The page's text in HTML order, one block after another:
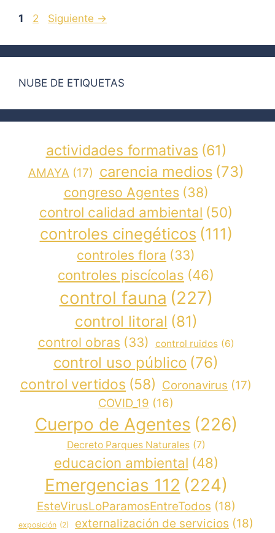
Página
1 Página
2 Siguiente →
NUBE DE ETIQUETAS
actividades formativas (61)
AMAYA (17) carencia medios (73)
congreso Agentes (38)
control calidad ambiental (50)
controles cinegéticos (111)
controles flora (33)
controles piscícolas (46)
control fauna (227)
control litoral (81)
control obras (33) control ruidos (6)
control uso público (76)
control vertidos (58) Coronavirus (17)
COVID_19 (16)
Cuerpo de Agentes (226)
Decreto Parques Naturales (7)
educacion ambiental (48)
Emergencias 112 (224)
EsteVirusLoParamosEntreTodos (18)
exposición (2) externalización de servicios (18)